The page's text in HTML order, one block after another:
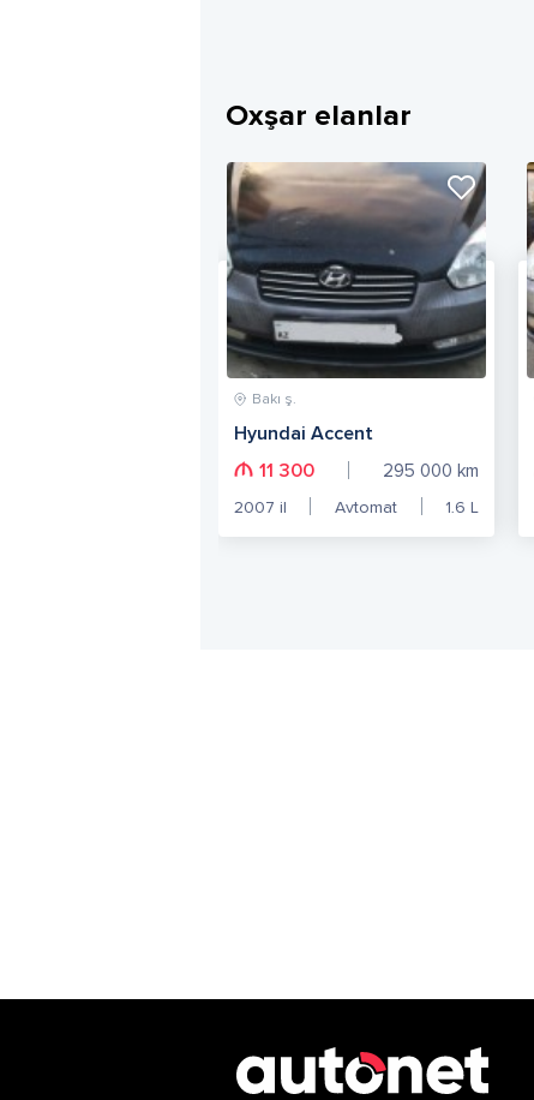
Oxşar elanlar
Bakı ş.
Hyundai Accent
11 300
295 000 km
2007 il Avtomat 1.6 L